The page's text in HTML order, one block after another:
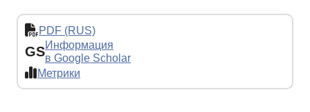
PDF (RUS)
GSИнформация
в Google Scholar
Метрики